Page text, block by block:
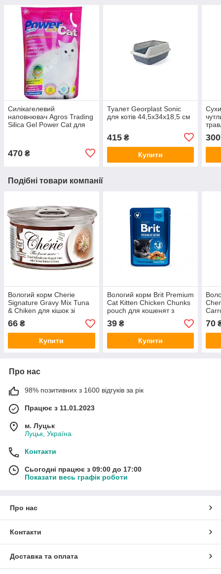
Силікагелевий
наповнювач Agros Trading
Silica Gel Power Cat для
470 ₴
Туалет Georplast Sonic
для котів 44,5x34x18,5 см
415₴
Купити
300
Подібні товари компанії
Вологий корм Cherie
Signature Gravy Mix Tuna
& Chiken для кішок зі
шматочками тунця та
курки в соусі, 80 г
66 ₴
Купити
Вологий корм Brit Premium
Cat Kitten Chicken Chunks
pouch для кошенят з
куркою 100 г
39₴
Купити
для
70
Про нас
98% позитивних з 1600 відгуків за рік
Працює з 11.01.2023
м. Луцьк
Луцьк, Україна
Контакти
Сьогодні працює з 09:00 до 17:00
Показати весь графік роботи
Про нас
Контакти
Доставка та оплата